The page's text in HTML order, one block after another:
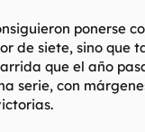
ponerse
de siete, sino que
que el año
serie, con